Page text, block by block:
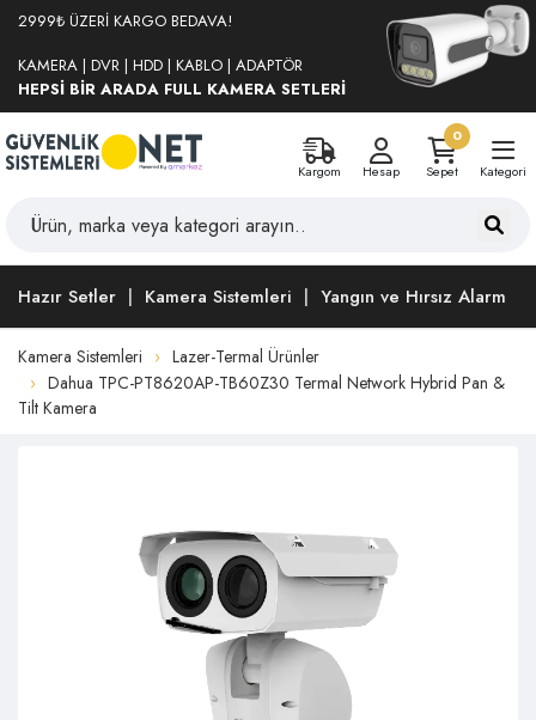
2999₺ ÜZERİ KARGO BEDAVA!
KAMERA | DVR | HDD | KABLO | ADAPTÖR
HEPSİ BİR ARADA FULL KAMERA SETLERİ
Kargom Hesap
0
Sepet
Kategori
Hazır Setler Kamera Sistemleri Yangın ve Hırsız Alarm
Kamera Sistemleri
Lazer-Termal Ürünler
Dahua TPC-PT8620AP-TB60Z30 Termal Network Hybrid Pan &
Tilt Kamera